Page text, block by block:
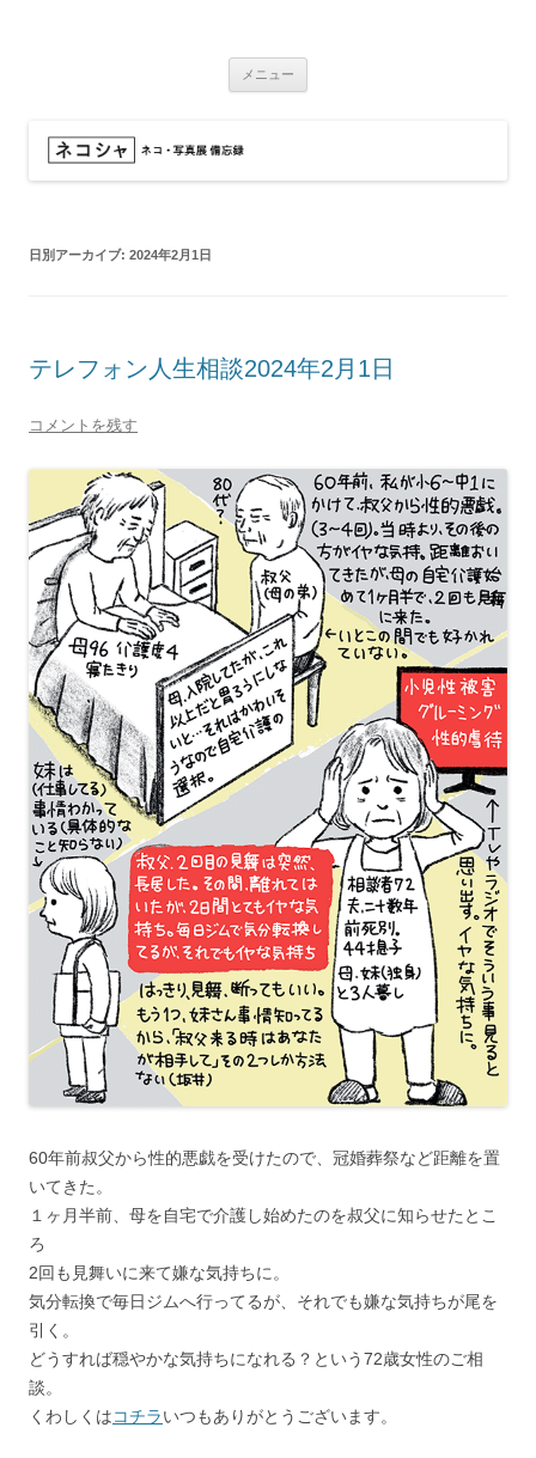
メニュー
日別アーカイブ: 2024年2月1日
テレフォン人生相談2024年2月1日
コメントを残す
60年前叔父から性的悪戯を受けたので、冠婚葬祭など距離を置
いてきた。
１ヶ月半前、母を自宅で介護し始めたのを叔父に知らせたとこ
ろ
2回も見舞いに来て嫌な気持ちに。
気分転換で毎日ジムへ行ってるが、それでも嫌な気持ちが尾を
引く。
どうすれば穏やかな気持ちになれる？という72歳女性のご相
談。
くわしくはコチラいつもありがとうございます。